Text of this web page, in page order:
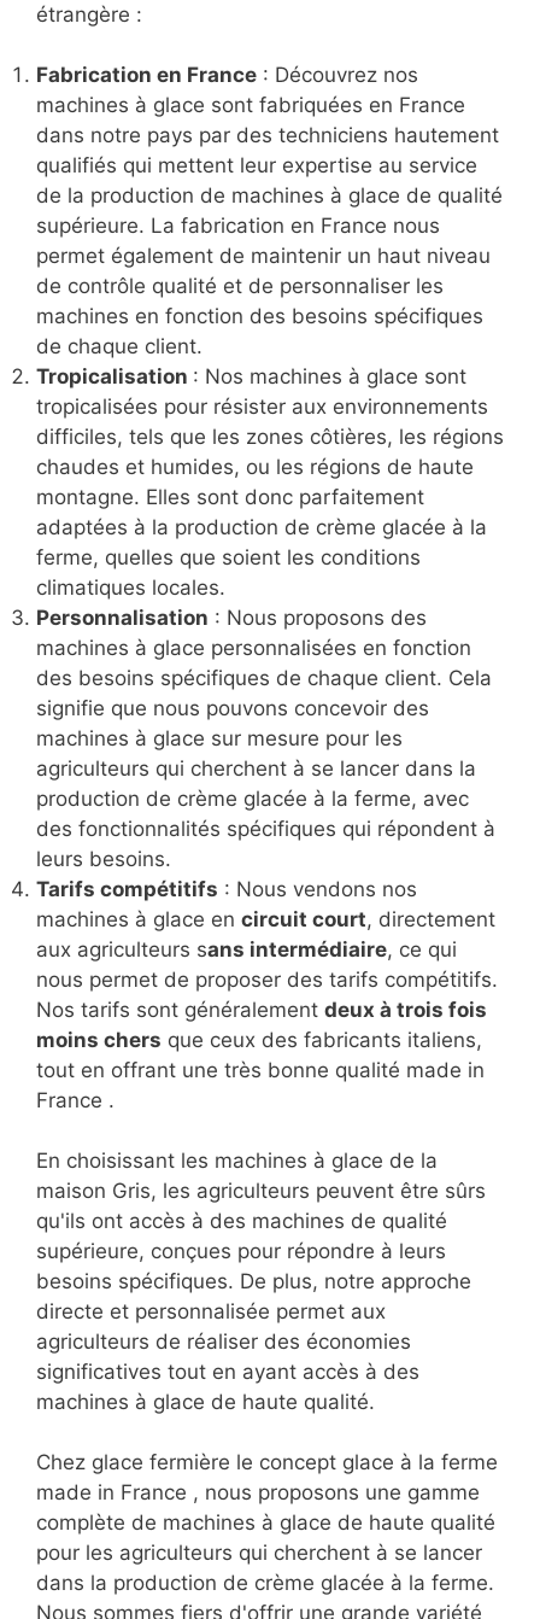
étrangère :
Fabrication en France : Découvrez nos
machines à glace sont fabriquées en France
dans notre pays par des techniciens hautement
qualifiés qui mettent leur expertise au service
de la production de machines à glace de qualité
supérieure. La fabrication en France nous
permet également de maintenir un haut niveau
de contrôle qualité et de personnaliser les
machines en fonction des besoins spécifiques
de chaque client.
Tropicalisation : Nos machines à glace sont
tropicalisées pour résister aux environnements
difficiles, tels que les zones côtières, les régions
chaudes et humides, ou les régions de haute
montagne. Elles sont donc parfaitement
adaptées à la production de crème glacée à la
ferme, quelles que soient les conditions
climatiques locales.
Personnalisation : Nous proposons des
machines à glace personnalisées en fonction
des besoins spécifiques de chaque client. Cela
signifie que nous pouvons concevoir des
machines à glace sur mesure pour les
agriculteurs qui cherchent à se lancer dans la
production de crème glacée à la ferme, avec
des fonctionnalités spécifiques qui répondent à
leurs besoins.
Tarifs compétitifs : Nous vendons nos
machines à glace en circuit court, directement
aux agriculteurs sans intermédiaire, ce qui
nous permet de proposer des tarifs compétitifs.
Nos tarifs sont généralement deux à trois fois
moins chers que ceux des fabricants italiens,
tout en offrant une très bonne qualité made in
France .
En choisissant les machines à glace de la
maison Gris, les agriculteurs peuvent être sûrs
qu'ils ont accès à des machines de qualité
supérieure, conçues pour répondre à leurs
besoins spécifiques. De plus, notre approche
directe et personnalisée permet aux
agriculteurs de réaliser des économies
significatives tout en ayant accès à des
machines à glace de haute qualité.
Chez glace fermière le concept glace à la ferme
made in France , nous proposons une gamme
complète de machines à glace de haute qualité
pour les agriculteurs qui cherchent à se lancer
dans la production de crème glacée à la ferme.
Nous sommes fiers d'offrir une grande variété